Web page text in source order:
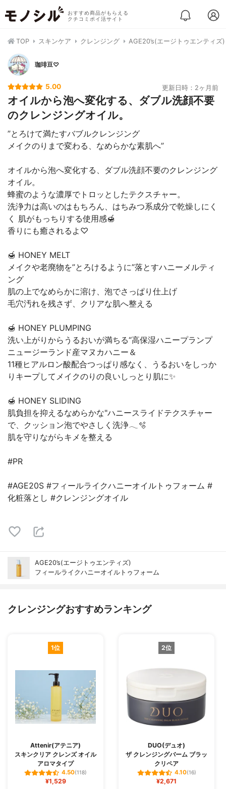
おすすめ商品がもらえる
クチコミポイ活サイト
TOP スキンケア クレンジング AGE20’s(エージトゥエンティ
珈琲豆♡
5.00 更新日時：2ヶ月前
オイルから泡へ変化する、ダブル洗顔不要
のクレンジングオイル。
”とろけて満たすバブルクレンジング
メイクのりまで変わる、なめらかな素肌へ”
オイルから泡へ変化する、ダブル洗顔不要のクレンジング
オイル。
蜂蜜のような濃厚でトロッとしたテクスチャー。
洗浄力は高いのはもちろん、はちみつ系成分で乾燥しにく
く 肌がもっちりする使用感🍯
香りにも癒されるよ♡
🍯 HONEY MELT
メイクや老廃物を”とろけるように”落とすハニーメルティ
ング
肌の上でなめらかに溶け、泡でさっぱり仕上げ
毛穴汚れを残さず、クリアな肌へ整える
🍯 HONEY PLUMPING
洗い上がりからうるおいが満ちる“高保湿ハニープランプ
ニュージーランド産マヌカハニー＆
11種ヒアルロン酸配合つっぱり感なく、うるおいをしっか
りキープしてメイクのりの良いしっとり肌に✨
🍯 HONEY SLIDING
肌負担を抑えるなめらかな"ハニースライドテクスチャー
で、クッション泡でやさしく洗浄𓂃🫧‪
肌を守りながらキメを整える
#PR
#AGE20S #フィールライクハニーオイルトゥフォーム #
化粧落とし #クレンジングオイル
AGE20’s(エージトゥエンティズ)
フィールライクハニーオイルトゥフォーム
クレンジングおすすめランキング
1位
Attenir(アテニア)
スキンクリア クレンズ オイル
アロマタイプ
4.50(118)
¥1,529
2位
DUO(デュオ)
ザ クレンジングバーム ブラッ
クリペア
4.10(16)
¥2,671